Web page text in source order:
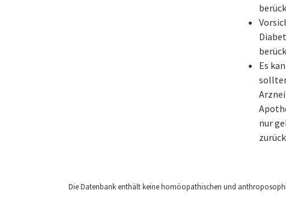
Es
nur
Die Datenbank enthält keine homöopathischen und